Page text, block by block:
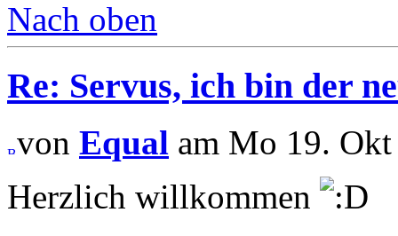
Nach oben
Re: Servus, ich bin der
von Equal am Mo 19.
Herzlich willkommen